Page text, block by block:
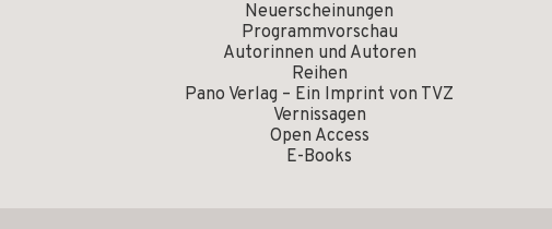
Neuerscheinungen
Programmvorschau
Autorinnen und Autoren
Reihen
Pano Verlag – Ein Imprint von TVZ
Vernissagen
Open Access
E-Books